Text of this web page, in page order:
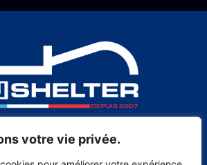
votre vie privée.
+33 5 48 17 25 04